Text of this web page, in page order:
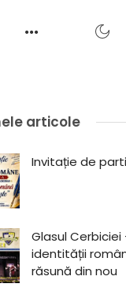
articole
Invitație de
Glasul Cerbiciei
identității
răsună din nou